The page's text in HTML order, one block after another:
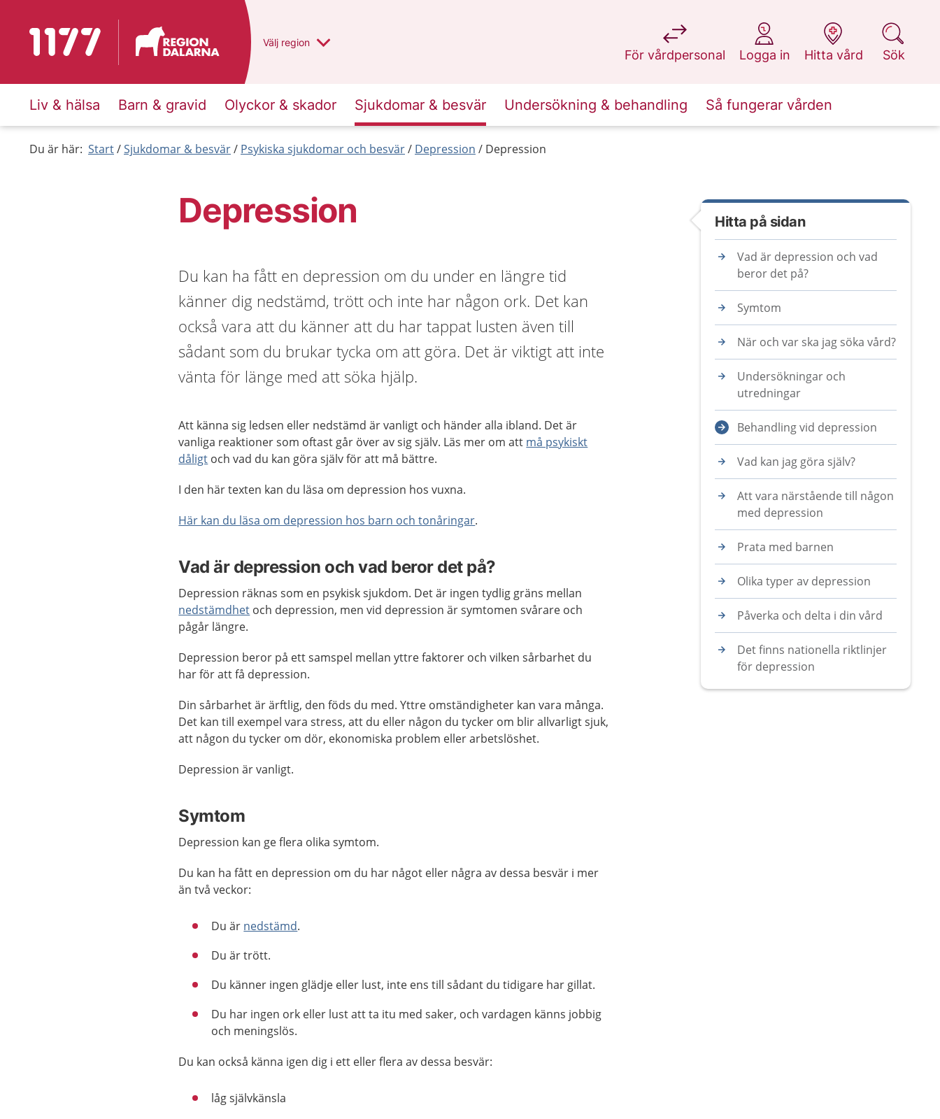
Till startsidan för 1177 Du har valt region
Välj en annan
region
För vårdpersonal
på 1177.se
Logga in
på 1177.se
Hitta vård
på 1177.se
Sök
på 1177.se
Liv & hälsa Barn & gravid Olyckor & skador Sjukdomar & besvär Undersökning & behandling Så fungerar vården
Du är här: Start Sjukdomar & besvär Psykiska sjukdomar och besvär Depression Depression
Depression
Du kan ha fått en depression om du under en längre tid
känner dig nedstämd, trött och inte har någon ork. Det kan
också vara att du känner att du har tappat lusten även till
sådant som du brukar tycka om att göra. Det är viktigt att inte
vänta för länge med att söka hjälp.
Att känna sig ledsen eller nedstämd är vanligt och händer alla ibland. Det är
vanliga reaktioner som oftast går över av sig själv. Läs mer om att må psykiskt
dåligt och vad du kan göra själv för att må bättre.
I den här texten kan du läsa om depression hos vuxna.
Här kan du läsa om depression hos barn och tonåringar.
Vad är depression och vad beror det på?
Depression räknas som en psykisk sjukdom. Det är ingen tydlig gräns mellan
nedstämdhet och depression, men vid depression är symtomen svårare och
pågår längre.
Depression beror på ett samspel mellan yttre faktorer och vilken sårbarhet du
har för att få depression.
Din sårbarhet är ärftlig, den föds du med. Yttre omständigheter kan vara många.
Det kan till exempel vara stress, att du eller någon du tycker om blir allvarligt sjuk,
att någon du tycker om dör, ekonomiska problem eller arbetslöshet.
Depression är vanligt.
Symtom
Depression kan ge flera olika symtom.
Du kan ha fått en depression om du har något eller några av dessa besvär i mer
än två veckor:
Du är nedstämd.
Du är trött.
Du känner ingen glädje eller lust, inte ens till sådant du tidigare har gillat.
Du har ingen ork eller lust att ta itu med saker, och vardagen känns jobbig
och meningslös.
Du kan också känna igen dig i ett eller flera av dessa besvär:
låg självkänsla
Hitta på sidan
Vad är depression och vad
beror det på?
Symtom
När och var ska jag söka vård?
Undersökningar och
utredningar
Behandling vid depression
Vad kan jag göra själv?
Att vara närstående till någon
med depression
Prata med barnen
Olika typer av depression
Påverka och delta i din vård
Det finns nationella riktlinjer
för depression